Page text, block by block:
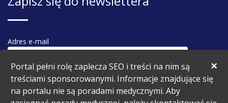
×
Portal pełni rolę zaplecza SEO i treści na nim są
treściami sponsorowanymi. Informacje znajdujące się
na portalu nie są poradami medycznymi. Aby
Adres e-mail